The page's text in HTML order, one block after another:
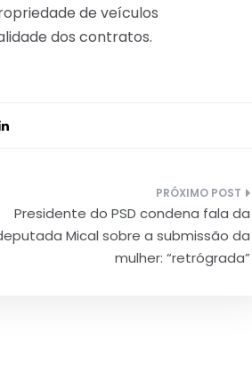
de veículos
dos contratos.
Presidente do PSD condena fala da
Mical sobre a submissão da
mulher: “retrógrada”